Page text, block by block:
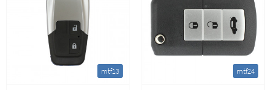
mtf13 mtf24